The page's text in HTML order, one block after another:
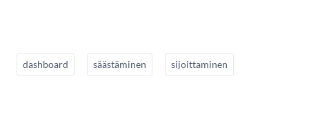
dashboard säästäminen sijoittaminen